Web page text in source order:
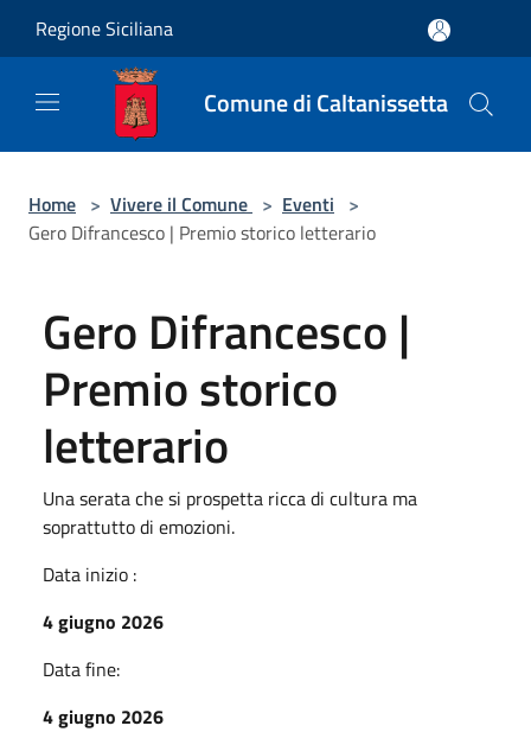
Regione Siciliana
Comune di Caltanissetta
Home > Vivere il Comune > Eventi >
Gero Difrancesco | Premio storico letterario
Gero Difrancesco |
Premio storico
letterario
Una serata che si prospetta ricca di cultura ma
soprattutto di emozioni.
Data inizio :
4 giugno 2026
Data fine:
4 giugno 2026